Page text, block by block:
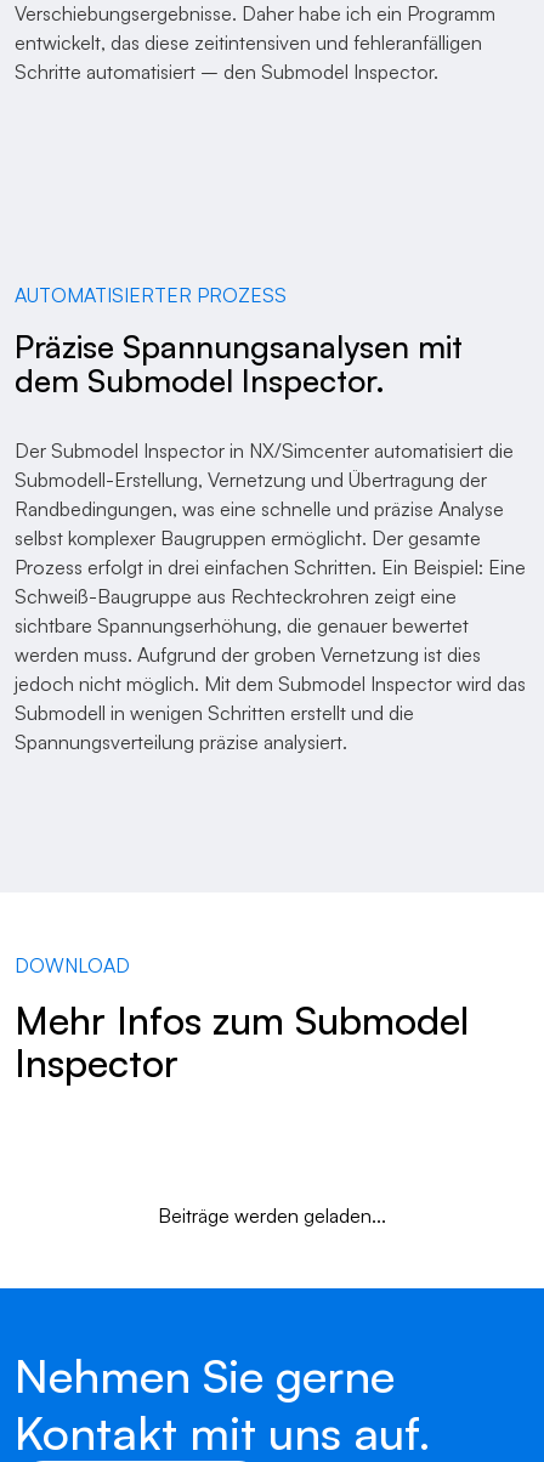
Verschiebungsergebnisse. Daher habe ich ein Programm
entwickelt, das diese zeitintensiven und fehleranfälligen
Schritte automatisiert – den Submodel Inspector.
AUTOMATISIERTER PROZESS
Präzise Spannungsanalysen mit
dem Submodel Inspector.
Der Submodel Inspector in NX/Simcenter automatisiert die
Submodell-Erstellung, Vernetzung und Übertragung der
Randbedingungen, was eine schnelle und präzise Analyse
selbst komplexer Baugruppen ermöglicht. Der gesamte
Prozess erfolgt in drei einfachen Schritten. Ein Beispiel: Eine
Schweiß-Baugruppe aus Rechteckrohren zeigt eine
sichtbare Spannungserhöhung, die genauer bewertet
werden muss. Aufgrund der groben Vernetzung ist dies
jedoch nicht möglich. Mit dem Submodel Inspector wird das
Submodell in wenigen Schritten erstellt und die
Spannungsverteilung präzise analysiert.
DOWNLOAD
Mehr Infos zum Submodel
Inspector
Beiträge werden geladen...
Nehmen Sie gerne
Kontakt mit uns auf.